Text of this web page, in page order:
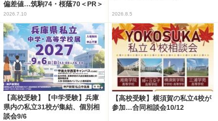
偏差値…筑駒74・桜蔭70＜PR＞
2026.7.10 2026.8.5
【高校受験】【中学受験】兵庫
県内の私立31校が集結、個別相
談会9/6
【高校受験】横須賀の私立4校が
参加…合同相談会10/12